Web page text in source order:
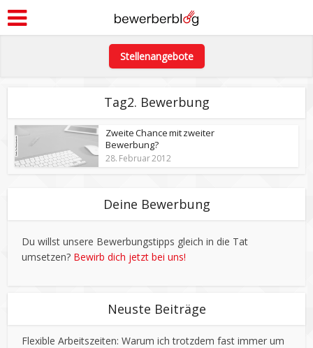
Stellenangebote
Tag2. Bewerbung
Zweite Chance mit zweiter
Bewerbung?
28. Februar 2012
Deine Bewerbung
Du willst unsere Bewerbungstipps gleich in die Tat
umsetzen? Bewirb dich jetzt bei uns!
Neuste Beiträge
Flexible Arbeitszeiten: Warum ich trotzdem fast immer um